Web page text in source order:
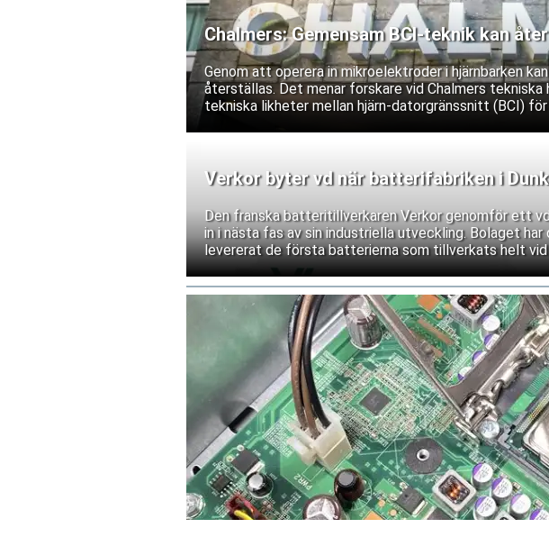
Chalmers: Gemensam BCI-teknik kan
Genom att operera in mikroelektroder i hjärnbarken
återställas. Det menar forskare vid Chalmers
tekniska likheter mellan hjärn-datorgränssnitt (BCI)
Verkor byter vd när batterifabriken i
Den franska batteritillverkaren Verkor genomför ett
in i nästa fas av sin industriella utveckling. Bolaget
levererat de första batterierna som tillverkats helt